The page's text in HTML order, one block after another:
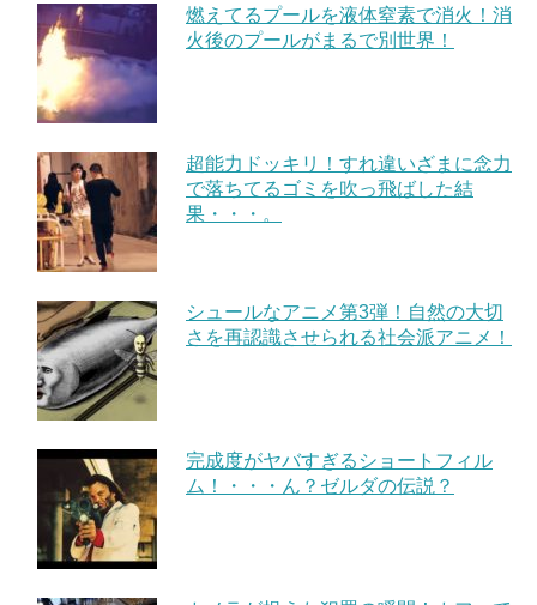
燃えてるプールを液体窒素で消火！消
火後のプールがまるで別世界！
超能力ドッキリ！すれ違いざまに念力
で落ちてるゴミを吹っ飛ばした結
果・・・。
シュールなアニメ第3弾！自然の大切
さを再認識させられる社会派アニメ！
完成度がヤバすぎるショートフィル
ム！・・・ん？ゼルダの伝説？